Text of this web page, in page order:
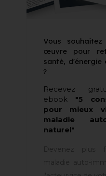
Vous
œuvre pour
santé, d'énergie
?
Recevez
ebook
"5
pour mieux
maladie
naturel"